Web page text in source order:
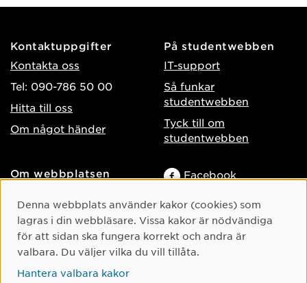
Kontaktuppgifter
Kontakta oss
Tel: 090-786 50 00
Hitta till oss
Om något händer
På studentwebben
IT-support
Så funkar
studentwebben
Tyck till om
studentwebben
Om webbplatsen
Behandling av
personuppgifter
Hantera kakor
Facebook
TikTok
Youtube
Cookie-samtycke
Denna webbplats använder kakor (cookies) som
lagras i din webbläsare. Vissa kakor är nödvändiga
för att sidan ska fungera korrekt och andra är
valbara. Du väljer vilka du vill tillåta.
Hantera valbara kakor